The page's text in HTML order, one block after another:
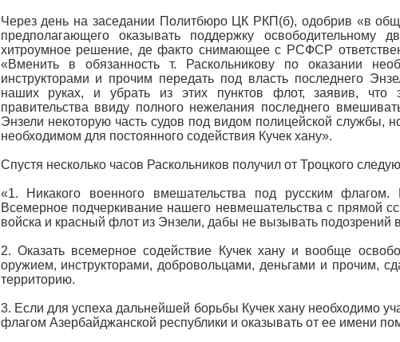
Через день на заседании Политбюро ЦК РКП(б), одобрив «в
предполагающего оказывать поддержку освободительному
хитроумное решение, де факто снимающее с РСФСР
«Вменить в обязанность т. Раскольникову по оказании
инструкторами и прочим передать под власть последнего
наших руках, и убрать из этих пунктов флот, заявив, что
правительства ввиду полного нежелания последнего
Энзели некоторую часть судов под видом полицейской службы,
необходимом для постоянного содействия Кучек хану».
Спустя несколько часов Раскольников получил от Троцкого
«1. Никакого военного вмешательства под русским флагом.
Всемерное подчеркивание нашего невмешательства с прямой
войска и красный флот из Энзели, дабы не вызывать подозрений
2. Оказать всемерное содействие Кучек хану и вообще
оружием, инструкторами, добровольцами, деньгами и прочим,
территорию.
3. Если для успеха дальнейшей борьбы Кучек хану необходимо
флагом Азербайджанской республики и оказывать от ее имени